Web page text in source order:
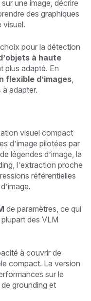
une image, décrire
des graphiques
visuel.
pour la détection
à haute
plus adapté. En
flexible d’images
adapter.
visuel compact
d’image pilotées par
légendes d’image, la
l’extraction proche
référentielles
de paramètres, ce qui
des VLM
à couvrir de
compact. La version
sur le
grounding et